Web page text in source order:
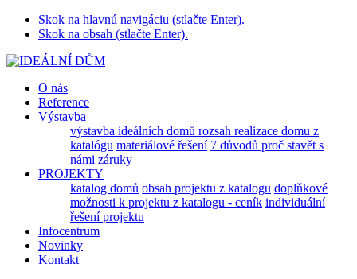
Skok na hlavnú navigáciu (stlačte Enter).
Skok na obsah (stlačte Enter).
O nás
Reference
Výstavba
výstavba ideálních domů rozsah realizace domu z
katalógu materiálové řešení 7 důvodů proč stavět s
námi záruky
PROJEKTY
katalog domů obsah projektu z katalogu doplňkové
možnosti k projektu z katalogu - ceník individuální
řešení projektu
Infocentrum
Novinky
Kontakt